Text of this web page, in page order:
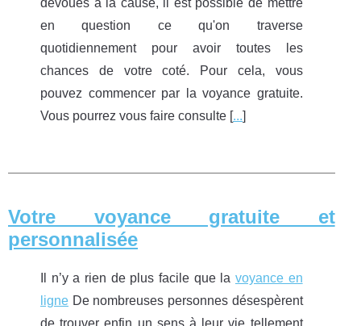
dévoués à la cause, il est possible de mettre
en question ce qu'on traverse
quotidiennement pour avoir toutes les
chances de votre coté. Pour cela, vous
pouvez commencer par la voyance gratuite.
Vous pourrez vous faire consulte [...]
Votre voyance gratuite et
personnalisée
Il n’y a rien de plus facile que la voyance en
ligne De nombreuses personnes désespèrent
de trouver enfin un sens à leur vie tellement